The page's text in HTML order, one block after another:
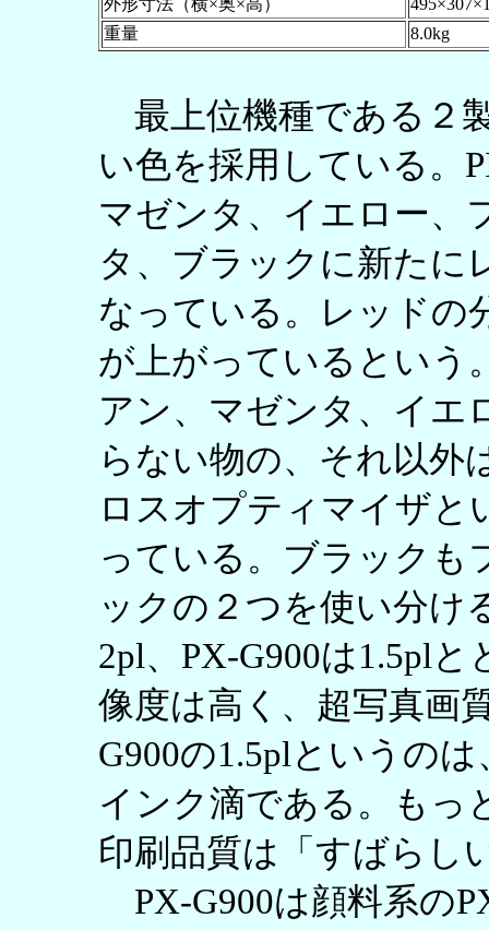
外形寸法（横×奥×高）
重量
8.0kg
最上位機種である２
い色を採用している。
マゼンタ、イエロー、
タ、ブラックに新たに
なっている。レッドの
が上がっているという
アン、マゼンタ、イエ
らない物の、それ以外
ロスオプティマイザと
っている。ブラックも
ックの２つを使い分け
2pl、PX-G900は1.5pl
像度は高く、超写真画
G900の1.5plというの
インク滴である。もっ
印刷品質は「すばらし
PX-G900は顔料系の